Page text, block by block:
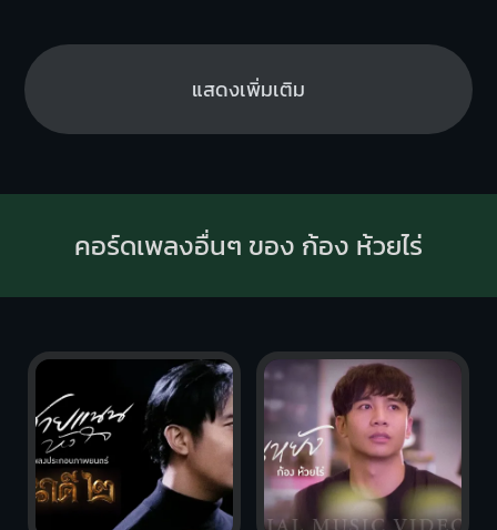
แสดงเพิ่มเติม
คอร์ดเพลงอื่นๆ ของ ก้อง ห้วยไร่